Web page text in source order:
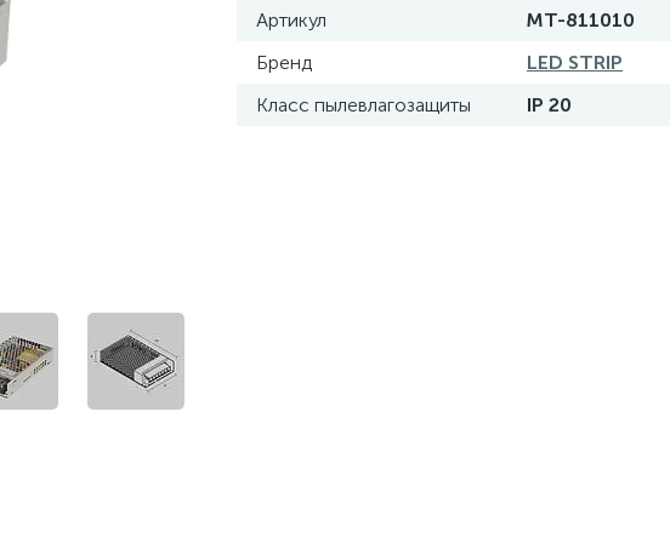
Артикул
MT-811010
Бренд
LED STRIP
Класс пылевлагозащиты
IP 20